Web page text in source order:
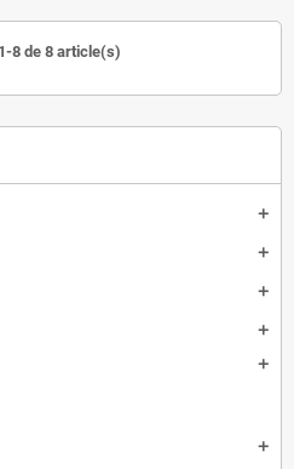
add
add
add
add
add
add
8 de 8 article(s)